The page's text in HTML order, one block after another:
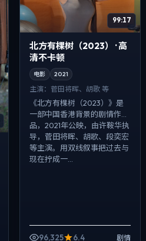
99:17
北方有棵树（2023） · 高
清不卡顿
电影 2021
主演： 菅田将晖、胡歌 等
《北方有棵树（2023）》是
一部中国香港背景的剧情作
品，2021年公映，由许鞍华执
导，菅田将晖、胡歌、段奕宏
等主演。用双线叙事把过去与
现在拧成一...
96,325 6.4 剧情